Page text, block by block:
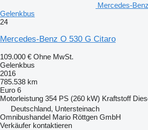
Mercedes-
Gelenkbus
24
Mercedes-Benz O 530 G Citaro
109.000 € Ohne MwSt.
Gelenkbus
2016
785.538 km
Euro 6
Motorleistung 354 PS (260 kW) Kraftstoff
Deutschland, Untersteinach
Omnibushandel Mario Röttgen GmbH
Verkäufer kontaktieren